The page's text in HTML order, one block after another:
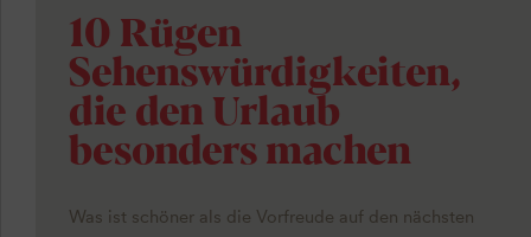
10 Rügen
Sehenswürdigkeiten,
die den Urlaub
besonders machen
Was ist schöner als die Vorfreude auf den nächsten